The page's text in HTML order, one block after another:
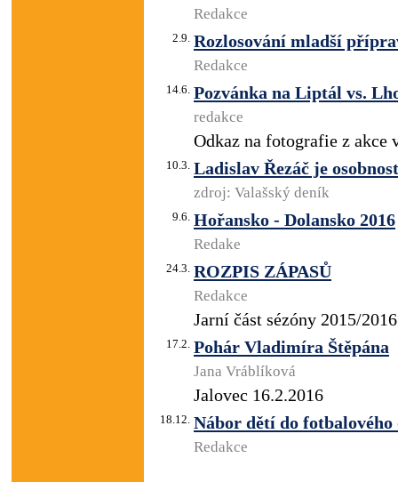
Redakce
2.9. Rozlosování mladší
Redakce
14.6. Pozvánka na Liptál vs.
redakce
Odkaz na fotografie z akce
10.3. Ladislav Řezáč je
zdroj: Valašský deník
9.6. Hořansko - Dolansko 2016
Redake
24.3. ROZPIS ZÁPASŮ
Redakce
Jarní část sézóny 2015/2016
17.2. Pohár Vladimíra Štěpána
Jana Vráblíková
Jalovec 16.2.2016
18.12. Nábor dětí do
Redakce